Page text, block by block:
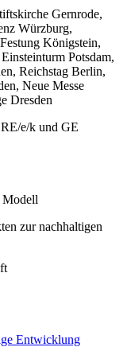
Gernrode,
Würzburg,
Königstein,
Potsdam,
Reichstag Berlin,
Neue Messe
Dresden
e/k und GE
Modell
zur nachhaltigen
Entwicklung